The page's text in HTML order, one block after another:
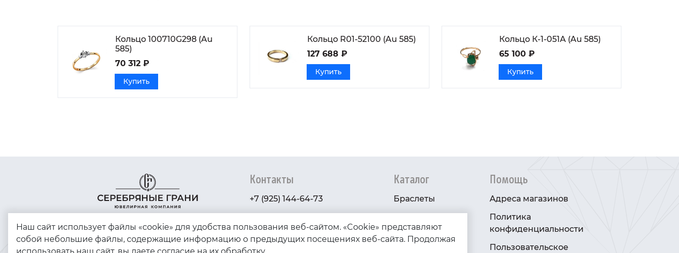
Кольцо 100710G298 (Au
585)
70 312 ₽
Купить
Кольцо R01-52100 (Au 585)
127 688 ₽
Купить
Кольцо К-1-051А (Au 585)
65 100 ₽
Купить
Контакты
+7 (925) 144-64-73
Каталог
Браслеты
Серебро
Помощь
Адреса магазинов
Политика
конфиденциальности
Пользовательское
Наш сайт использует файлы «cookie» для удобства пользования веб-сайтом. «Cookie» представляют
собой небольшие файлы, содержащие информацию о предыдущих посещениях веб-сайта. Продолжая